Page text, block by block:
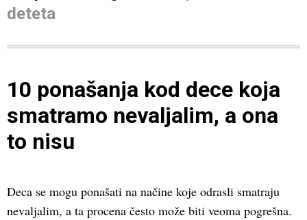
deteta
10 ponašanja kod dece koja
smatramo nevaljalim, a ona
to nisu
Deca se mogu ponašati na načine koje odrasli smatraju
nevaljalim, a ta procena često može biti veoma pogrešna.